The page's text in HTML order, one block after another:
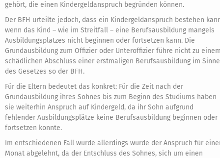
gehört, die einen Kindergeldanspruch begründen können.
Der BFH urteilte jedoch, dass ein Kindergeldanspruch bestehen
wenn das Kind – wie im Streitfall – eine Berufsausbildung mangels
Ausbildungsplatzes nicht beginnen oder fortsetzen kann. Die
Grundausbildung zum Offizier oder Unteroffizier führe nicht zu
schädlichen Abschluss einer erstmaligen Berufsausbildung im Sinne
des Gesetzes so der BFH.
Für die Eltern bedeutet das konkret: Für die Zeit nach der
Grundausbildung ihres Sohnes bis zum Beginn des Studiums haben
sie weiterhin Anspruch auf Kindergeld, da ihr Sohn aufgrund
fehlender Ausbildungsplätze keine Berufsausbildung beginnen oder
fortsetzen konnte.
Im entschiedenen Fall wurde allerdings wurde der Anspruch für
Monat abgelehnt, da der Entschluss des Sohnes, sich um einen